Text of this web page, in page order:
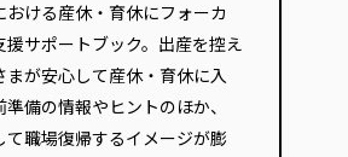
おける産休・育休にフォーカ
援サポートブック。出産を控え
まが安心して産休・育休に入
備の情報やヒントのほか、
て職場復帰するイメージが膨